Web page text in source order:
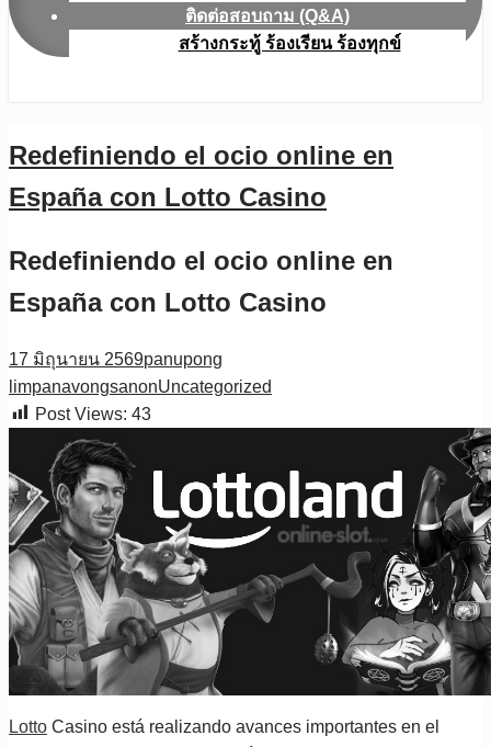
ติดต่อสอบถาม (Q&A)
สร้างกระทู้ ร้องเรียน ร้องทุกข์
Redefiniendo el ocio online en
España con Lotto Casino
Redefiniendo el ocio online en
España con Lotto Casino
17 มิถุนายน 2569panupong
limpanavongsanonUncategorized
Post Views: 43
Lotto Casino está realizando avances importantes en el